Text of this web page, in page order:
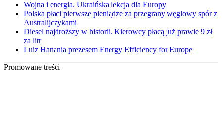
Wojna i energia. Ukraińska lekcja dla Europy
Polska płaci pierwsze pieniądze za przegrany węglowy spór z
Australijczykami
Diesel najdroższy w historii. Kierowcy płacą już prawie 9 zł
za litr
Luiz Hanania prezesem Energy Efficiency for Europe
Promowane treści